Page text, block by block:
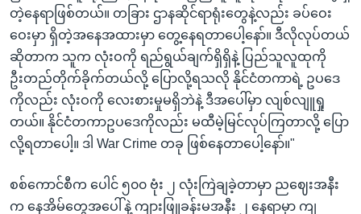
တဲ့နေရာဖြစ်တယ်။ တခြား ဌာနဆိုင်ရာရုံးတွေနဲ့လည်း ခပ်ဝေး
ဝေးမှာ ရှိတဲ့အနေအထားမှာ တွေ့နေရတာပေါ့နော်။ ဒီလိုလုပ်တယ်
ဆိုတာက သူက လုံးဝကို ရည်ရွယ်ချက်ရှိရှိနဲ့ ပြည်သူလူထုကို
ဦးတည်တိုက်ခိုက်တယ်လို့ ပြောလို့ရသလို နိုင်ငံတကာရဲ့ ဥပဒေ
ကိုလည်း လုံးဝကို လေးစားမှုမရှိဘဲနဲ့ ဒီအပေါ်မှာ လျစ်လျူရှု
တယ်။ နိုင်ငံတကာဥပဒေကိုလည်း မထီမဲ့မြင်လုပ်ကြတာလို့ ပြော
လို့ရတာပေါ့။ ဒါ War Crime တခု ဖြစ်နေတာပေါ့နော်။"
စစ်ကောင်စီက ပေါင် ၅၀၀ ဗုံး ၂ လုံးကြဲချခဲ့တာမှာ ညဈေးအနီး
က နေအိမ်တွေအပေါ်နဲ့ ကျားဖြူခန်းမအနီး ၂ နေရာမှာ ကျ